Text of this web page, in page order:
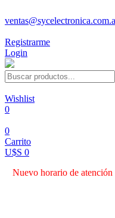
Registrarme
Login
Wishlist
0
0
Carrito
U$S 0
Nuevo horario de